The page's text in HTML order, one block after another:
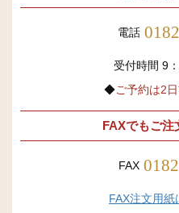
電話
受付時間 9
◆ご予約は2
FAXでもご
FAX
FAX注文用